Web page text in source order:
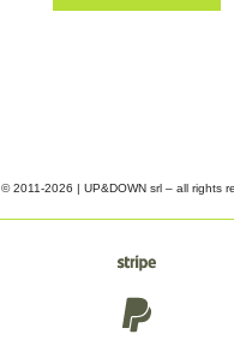
© 2011-2026 | UP&DOWN srl – all rights